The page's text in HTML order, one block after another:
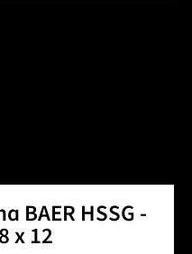
BAER HSSG -
x 12